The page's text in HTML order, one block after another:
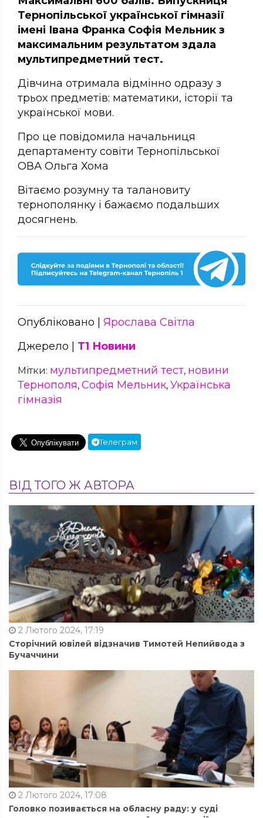
Тернопільської української гімназії
імені Івана Франка Софія Мельник з
максимальним результатом здала
мультипредметний тест.
Дівчина отримала відмінно одразу з
трьох предметів: математики, історії та
української мови.
Про це повідомила начальниця
департаменту совіти Тернопільської
ОВА Ольга Хома
Вітаємо розумну та талановиту
тернополянку і бажаємо подальших
досягнень.
Опубліковано | Ярослава Світла
Джерело | Т1 Новини
Мітки: мультипредметний тест, новини
Тернополя, Софія Мельник, Українська
гімназія
Телеграм
ВІД ТОГО Ж АВТОРА
2 Лютого 2024, 17:19
Сторічний ювілей відзначив Тимотей Непийвода з
Бучаччини
2 Лютого 2024, 17:08
Головко позивається на обласну раду: у суді